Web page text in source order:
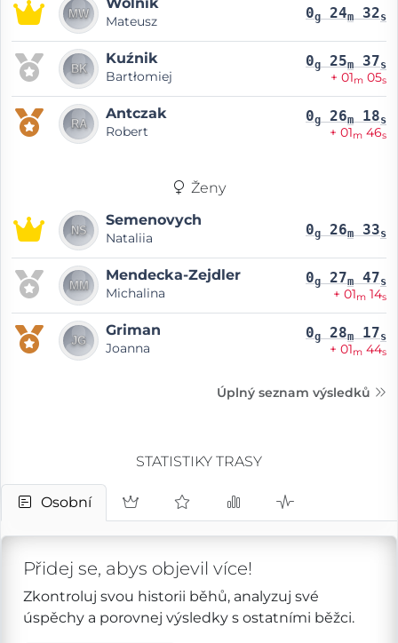
Mateusz 0g 24m 32s
Kuźnik
Bartłomiej
0g 25m 37s
+ 01m 05s
Antczak
Robert
0g 26m 18s
+ 01m 46s
Ženy
Semenovych
Nataliia 0g 26m 33s
Mendecka-Zejdler
Michalina
0g 27m 47s
+ 01m 14s
Griman
Joanna
0g 28m 17s
+ 01m 44s
Úplný seznam výsledků
STATISTIKY TRASY
Osobní
Přidej se, abys objevil více!
Zkontroluj svou historii běhů, analyzuj své
úspěchy a porovnej výsledky s ostatními běžci.